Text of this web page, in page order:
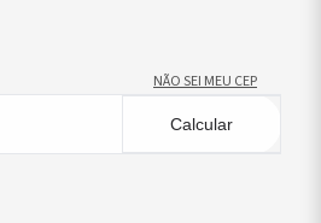
NÃO SEI MEU CEP
Calcular